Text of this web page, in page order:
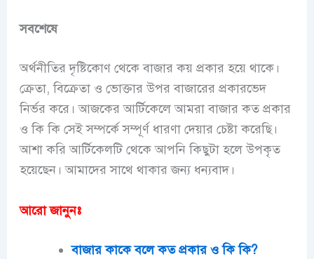
সবশেষে
অর্থনীতির দৃষ্টিকোণ থেকে বাজার কয় প্রকার হয়ে থাকে।
ক্রেতা, বিক্রেতা ও ভোক্তার উপর বাজারের প্রকারভেদ
নির্ভর করে। আজকের আর্টিকেলে আমরা বাজার কত প্রকার
ও কি কি সেই সম্পর্কে সম্পূর্ণ ধারণা দেয়ার চেষ্টা করেছি।
আশা করি আর্টিকেলটি থেকে আপনি কিছুটা হলে উপকৃত
হয়েছেন। আমাদের সাথে থাকার জন্য ধন্যবাদ।
আরো জানুনঃ
বাজার কাকে বলে কত প্রকার ও কি কি?